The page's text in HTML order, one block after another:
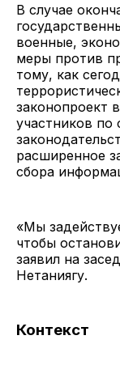
В случае
военные,
меры против
тому, как
законопроект
участников по
расширенное
сбора
«Мы
чтобы
заявил на
Нетаниягу.
Контекст